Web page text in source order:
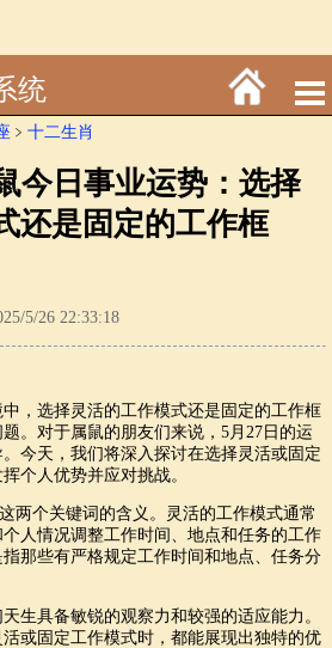
统
﹥ 十二生肖
今日事业运势：选择
还是固定的工作框
5/26 22:33:18
，选择灵活的工作模式还是固定的工作框
。对于属鼠的朋友们来说，5月27日的运
今天，我们将深入探讨在选择灵活或固定
个人优势并应对挑战。
两个关键词的含义。灵活的工作模式通常
人情况调整工作时间、地点和任务的工作
那些有严格规定工作时间和地点、任务分
生具备敏锐的观察力和较强的适应能力。
或固定工作模式时，都能展现出独特的优